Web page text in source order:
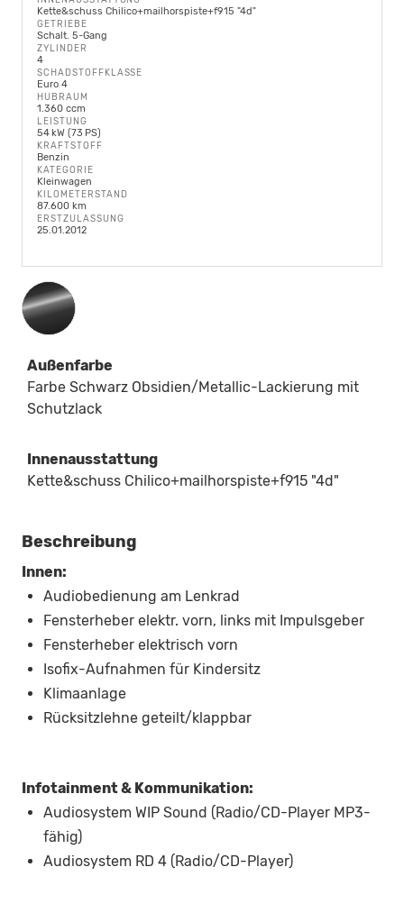
Kette&schuss Chilico+mailhorspiste+f915 "4d"
GETRIEBE
Schalt. 5-Gang
ZYLINDER
4
SCHADSTOFFKLASSE
Euro 4
HUBRAUM
1.360 ccm
LEISTUNG
54 kW (73 PS)
KRAFTSTOFF
Benzin
KATEGORIE
Kleinwagen
KILOMETERSTAND
87.600 km
ERSTZULASSUNG
25.01.2012
Außenfarbe
Farbe Schwarz Obsidien/Metallic-Lackierung mit
Schutzlack
Innenausstattung
Kette&schuss Chilico+mailhorspiste+f915 "4d"
Beschreibung
Innen:
Audiobedienung am Lenkrad
Fensterheber elektr. vorn, links mit Impulsgeber
Fensterheber elektrisch vorn
Isofix-Aufnahmen für Kindersitz
Klimaanlage
Rücksitzlehne geteilt/klappbar
Infotainment & Kommunikation:
Audiosystem WIP Sound (Radio/CD-Player MP3-
fähig)
Audiosystem RD 4 (Radio/CD-Player)